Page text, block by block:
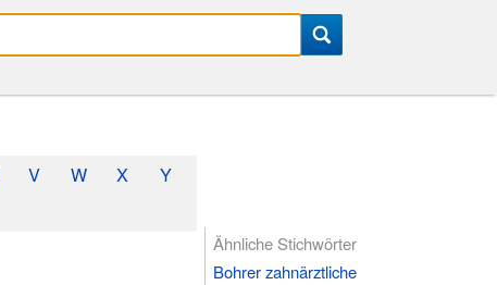
V W X
Y
Ähnliche Stichwörter
Bohrer zahnärztliche